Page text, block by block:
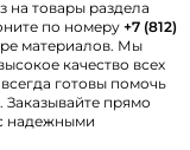
на товары раздела
по номеру +7 (812)
материалов. Мы
качество всех
готовы помочь
Заказывайте прямо
надежными